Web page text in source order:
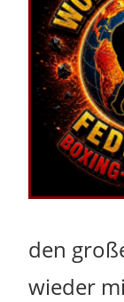
den
wieder